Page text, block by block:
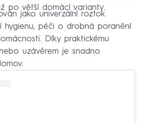
po větší domácí varianty.
jako univerzální roztok
hygienu, péči o drobná poranění
Díky praktickému
uzávěrem je snadno